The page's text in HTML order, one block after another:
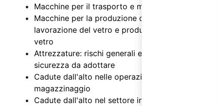
Macchine per il trasporto e magazzinaggio
Macchine per la produzione di vetro,
lavorazione del vetro e produzione fibre di
vetro
Attrezzature: rischi generali e misure di
sicurezza da adottare
Cadute dall'alto nelle operazioni di
magazzinaggio
Cadute dall'alto nel settore industriale